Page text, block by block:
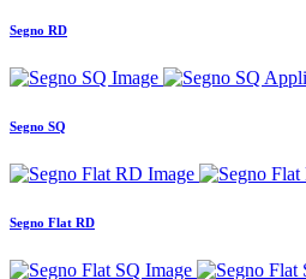
Segno RD
Segno SQ
Segno Flat RD